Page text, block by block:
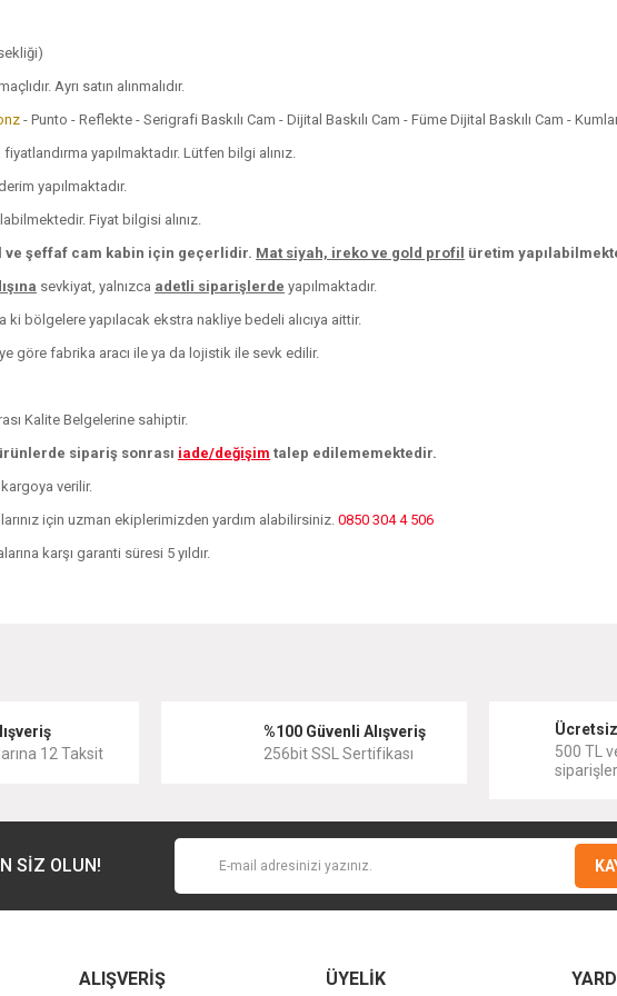
Ayrı satın alınmalıdır.
- Punto - Reflekte - Serigrafi Baskılı Cam - Dijital Baskılı Cam - Füme Dijital Baskılı Cam -
yapılmaktadır. Lütfen bilgi alınız.
yapılmaktadır.
Fiyat bilgisi alınız.
ve şeffaf cam kabin için geçerlidir. Mat siyah, ireko ve gold profil üretim
sevkiyat, yalnızca adetli siparişlerde yapılmaktadır.
ki bölgelere yapılacak ekstra nakliye bedeli alıcıya aittir.
göre fabrika aracı ile ya da lojistik ile sevk edilir.
Kalite Belgelerine sahiptir.
sipariş sonrası iade/değişim talep edilememektedir.
verilir.
için uzman ekiplerimizden yardım alabilirsiniz. 0850 304 4 506
karşı garanti süresi 5 yıldır.
bozuk veya görüntülenemiyor.
daha pahalı.
12 Taksit
%100 Güvenli Alışveriş
256bit SSL Sertifikası
500 TL
SİZ OLUN!
ALIŞVERİŞ ÜYELİK